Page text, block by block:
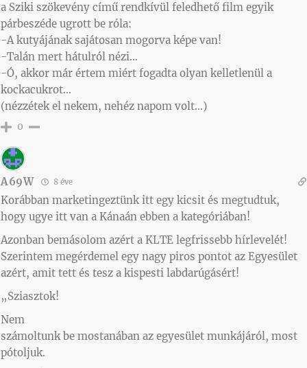
a Sziki szökevény című rendkívül feledhető film egyik
párbeszéde ugrott be róla:
-A kutyájának sajátosan mogorva képe van!
-Talán mert hátulról nézi…
-Ó, akkor már értem miért fogadta olyan kelletlenül a
kockacukrot…
(nézzétek el nekem, nehéz napom volt…)
0
A69W 8 éve
Korábban marketingeztünk itt egy kicsit és megtudtuk,
hogy ugye itt van a Kánaán ebben a kategóriában!
Azonban bemásolom azért a KLTE legfrissebb hírlevelét!
Szerintem megérdemel egy nagy piros pontot az Egyesület
azért, amit tett és tesz a kispesti labdarúgásért!
„Sziasztok!
Nem
számoltunk be mostanában az egyesület munkájáról, most
pótoljuk.